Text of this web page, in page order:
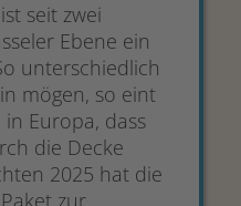
seit zwei
Ebene ein
unterschiedlich
mögen, so eint
Europa, dass
die Decke
2025 hat die
zur